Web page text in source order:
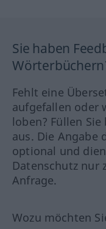
Sie haben
Fehlt eine
aufgefallen oder
loben? Füllen
aus. Die Angabe
optional und
Datenschutz nur
Anfrage.
Wozu möchten